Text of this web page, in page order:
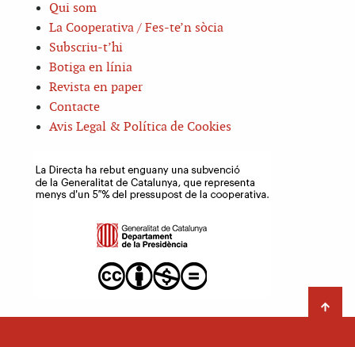
Qui som
La Cooperativa / Fes-te’n sòcia
Subscriu-t’hi
Botiga en línia
Revista en paper
Contacte
Avis Legal & Política de Cookies